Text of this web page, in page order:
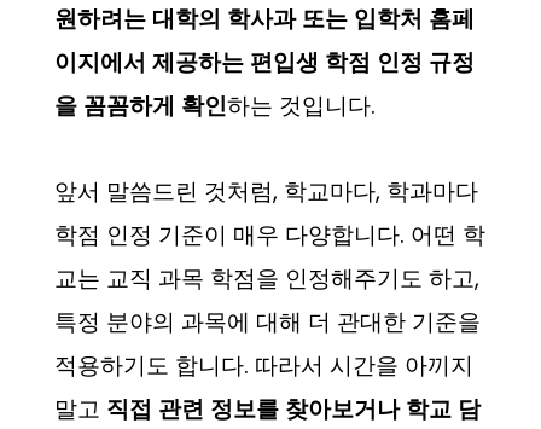
원하려는 대학의 학사과 또는 입학처 홈페
이지에서 제공하는 편입생 학점 인정 규정
을 꼼꼼하게 확인하는 것입니다.
앞서 말씀드린 것처럼, 학교마다, 학과마다
학점 인정 기준이 매우 다양합니다. 어떤 학
교는 교직 과목 학점을 인정해주기도 하고,
특정 분야의 과목에 대해 더 관대한 기준을
적용하기도 합니다. 따라서 시간을 아끼지
말고 직접 관련 정보를 찾아보거나 학교 담